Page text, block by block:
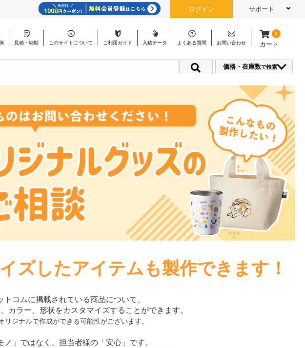
ログイン サポート
見積・納期 このサイトについて ご利用ガイド 入稿データ よくある質問 お問い合わせ
0
カート
価格・在庫数で検索
ズしたアイテムも製作できます！
トコムに掲載されている商品について、
カラー、形状をカスタマイズすることができます。
ジナルで作成ができる可能性がございます。
」ではなく、担当者様の「安心」です。